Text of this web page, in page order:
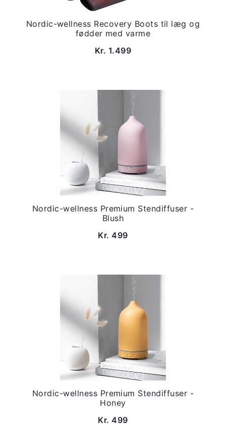
Nordic-wellness Recovery Boots til læg og
fødder med varme
Kr. 1.499
Nordic-wellness Premium Stendiffuser -
Blush
Kr. 499
Nordic-wellness Premium Stendiffuser -
Honey
Kr. 499